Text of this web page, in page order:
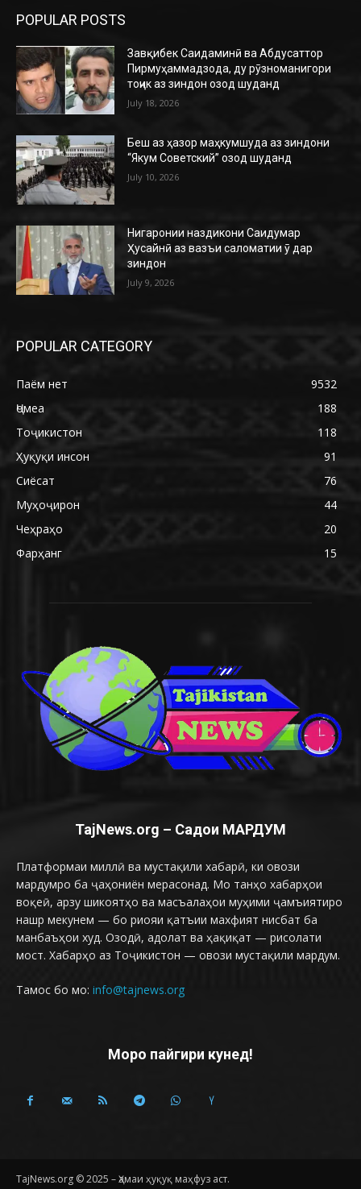
POPULAR POSTS
Завқибек Саидаминӣ ва Абдусаттор
Пирмуҳаммадзода, ду рӯзноманигори
тоҷик аз зиндон озод шуданд
July 18, 2026
Беш аз ҳазор маҳкумшуда аз зиндони
“Якум Советский” озод шуданд
July 10, 2026
Нигаронии наздикони Саидумар
Ҳусайнӣ аз вазъи саломатии ӯ дар
зиндон
July 9, 2026
POPULAR CATEGORY
Паём нет
9532
Ҷомеа
188
Тоҷикистон
118
Ҳуқуқи инсон
91
Сиёсат
76
Муҳоҷирон
44
Чеҳраҳо
20
Фарҳанг
15
TajNews.org – Садои МАРДУМ
Платформаи миллӣ ва мустақили хабарӣ, ки овози
мардумро ба ҷаҳониён мерасонад. Мо танҳо хабарҳои
воқеӣ, арзу шикоятҳо ва масъалаҳои муҳими ҷамъиятиро
нашр мекунем — бо риояи қатъии махфият нисбат ба
манбаъҳои худ. Озодӣ, адолат ва ҳақиқат — рисолати
мост. Хабарҳо аз Тоҷикистон — овози мустақили мардум.
Тамос бо мо: info@tajnews.org
Моро пайгири кунед!
TajNews.org © 2025 – Ҳамаи ҳуқуқ маҳфуз аст.